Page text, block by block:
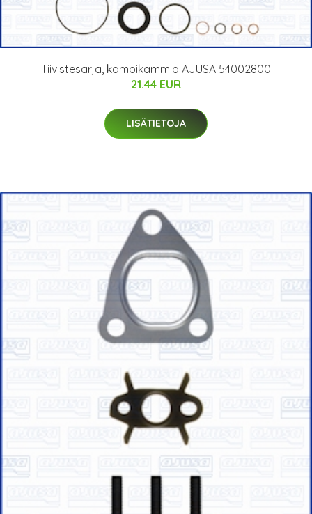
Tiivistesarja, kampikammio AJUSA 54002800
21.44 EUR
LISÄTIETOJA